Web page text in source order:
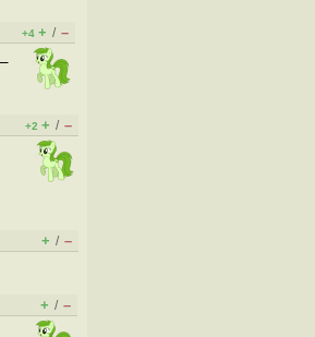
+4 + / –
+2 + / –
+ / –
+ / –